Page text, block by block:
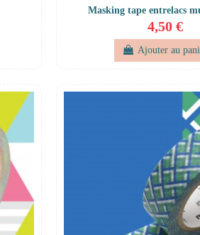
Masking tape entrelacs
4,50 €
Ajouter au